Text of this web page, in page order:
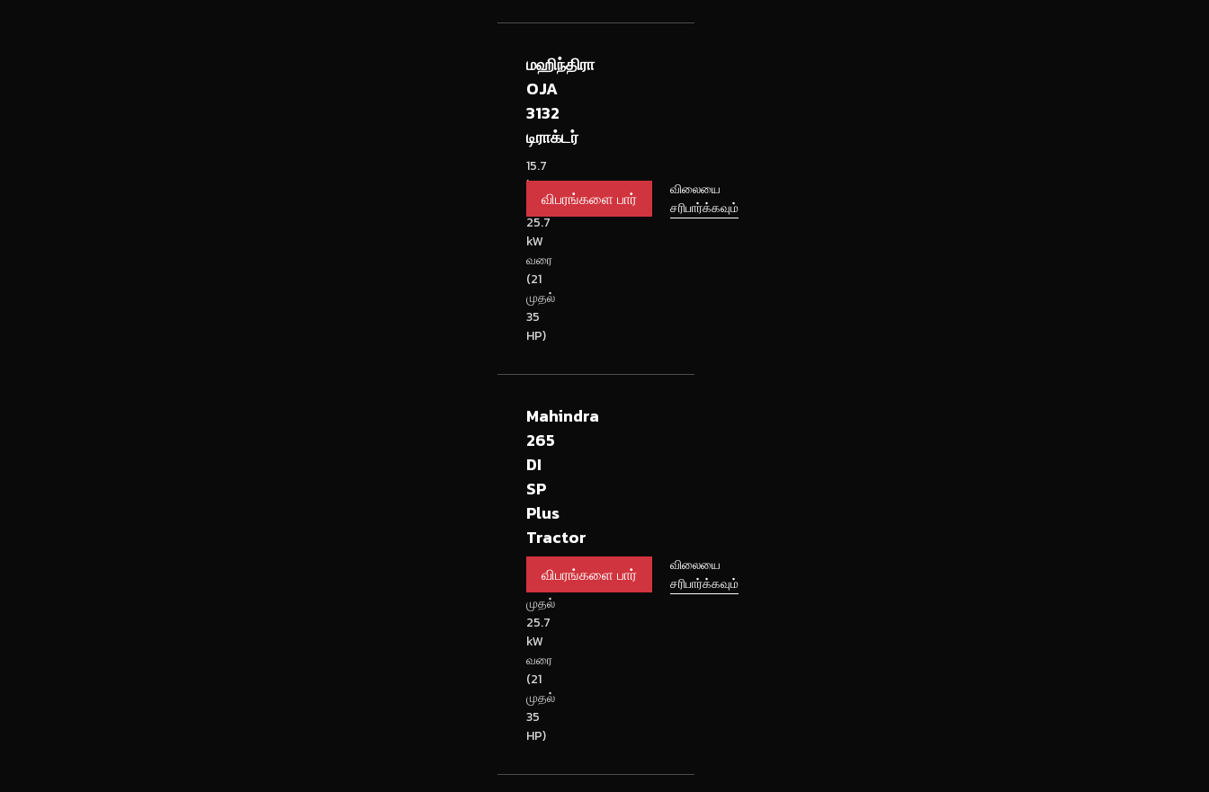
மஹிந்திரா
OJA
3132
டிராக்டர்
15.7
kW
முதல்
25.7
kW
வரை
(21
முதல்
35
HP)
விபரங்களை
பார்
விலையை
சரிபார்க்கவும்
Mahindra
265
DI
SP
Plus
Tractor
kW
முதல்
25.7
kW
வரை
(21
முதல்
35
HP)
விபரங்களை
பார்
விலையை
சரிபார்க்கவும்